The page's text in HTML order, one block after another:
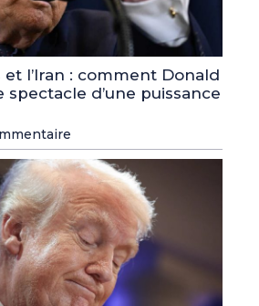
et l’Iran : comment Donald
d’une puissance